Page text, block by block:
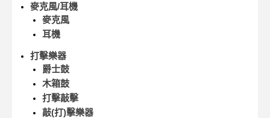
麥克風/耳機
麥克風
耳機
打擊樂器
爵士鼓
木箱鼓
打擊敲擊
敲(打)擊樂器